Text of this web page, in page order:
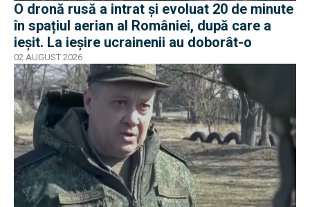
O dronă rusă a intrat și evoluat 20 de minute
în spațiul aerian al României, după care a
ieșit. La ieșire ucrainenii au doborât-o
02 AUGUST 2026